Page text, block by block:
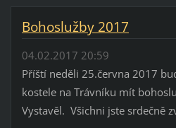
Bohoslužby 2017
04.02.2017 20:59
Příští neděli 25.června 2017
kostele na Trávníku mít
Vystavěl. Všichni jste srdečně